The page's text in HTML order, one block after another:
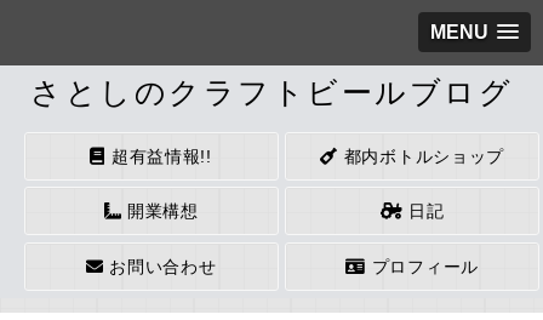
MENU
さとしのクラフトビールブログ
超有益情報!! 都内ボトルショップ
開業構想 日記
お問い合わせ プロフィール